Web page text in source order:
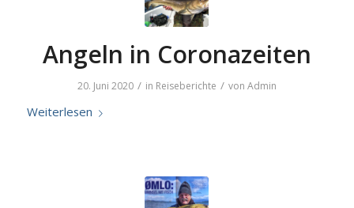
Angeln in Coronazeiten
20. Juni 2020 / in Reiseberichte / von Admin
Weiterlesen